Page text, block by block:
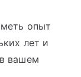
опыт
лет и
вашем